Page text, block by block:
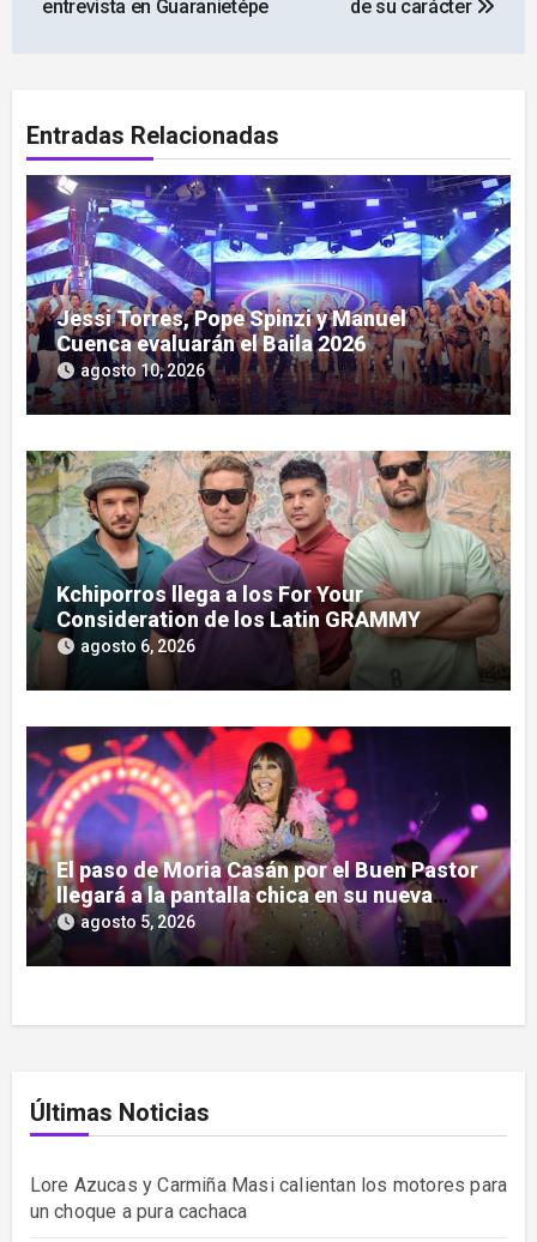
entrevista en Guaranietépe
de su carácter
Entradas Relacionadas
Jessi Torres, Pope Spinzi y Manuel
Cuenca evaluarán el Baila 2026
agosto 10, 2026
Kchiporros llega a los For Your
Consideration de los Latin GRAMMY
agosto 6, 2026
El paso de Moria Casán por el Buen Pastor
llegará a la pantalla chica en su nueva
serie documental
agosto 5, 2026
Últimas Noticias
Lore Azucas y Carmiña Masi calientan los motores para
un choque a pura cachaca